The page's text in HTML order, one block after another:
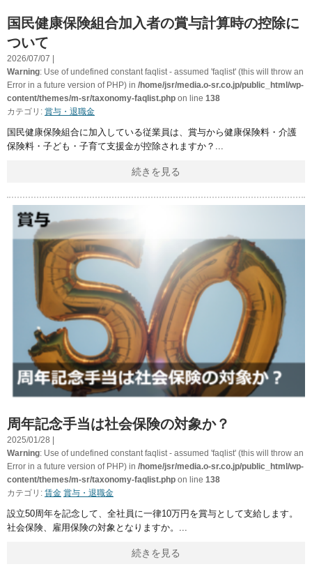
国民健康保険組合加入者の賞与計算時の控除に
ついて
2026/07/07 |
Warning: Use of undefined constant faqlist - assumed 'faqlist' (this will throw an
Error in a future version of PHP) in /home/jsr/media.o-sr.co.jp/public_html/wp-
content/themes/m-sr/taxonomy-faqlist.php on line 138
カテゴリ: 賞与・退職金
国民健康保険組合に加入している従業員は、賞与から健康保険料・介護
保険料・子ども・子育て支援金が控除されますか？
続きを見る
周年記念手当は社会保険の対象か？
2025/01/28 |
Warning: Use of undefined constant faqlist - assumed 'faqlist' (this will throw an
Error in a future version of PHP) in /home/jsr/media.o-sr.co.jp/public_html/wp-
content/themes/m-sr/taxonomy-faqlist.php on line 138
カテゴリ: 賃金 賞与・退職金
設立50周年を記念して、全社員に一律10万円を賞与として支給します。
社会保険、雇用保険の対象となりますか。
続きを見る